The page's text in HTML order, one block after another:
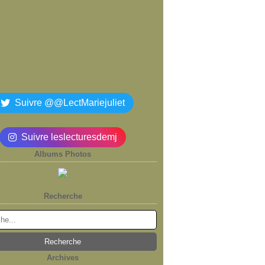
Suivre @@LectMariejuliet
Suivre leslecturesdemj
Albums Photos
Recherche
Archives